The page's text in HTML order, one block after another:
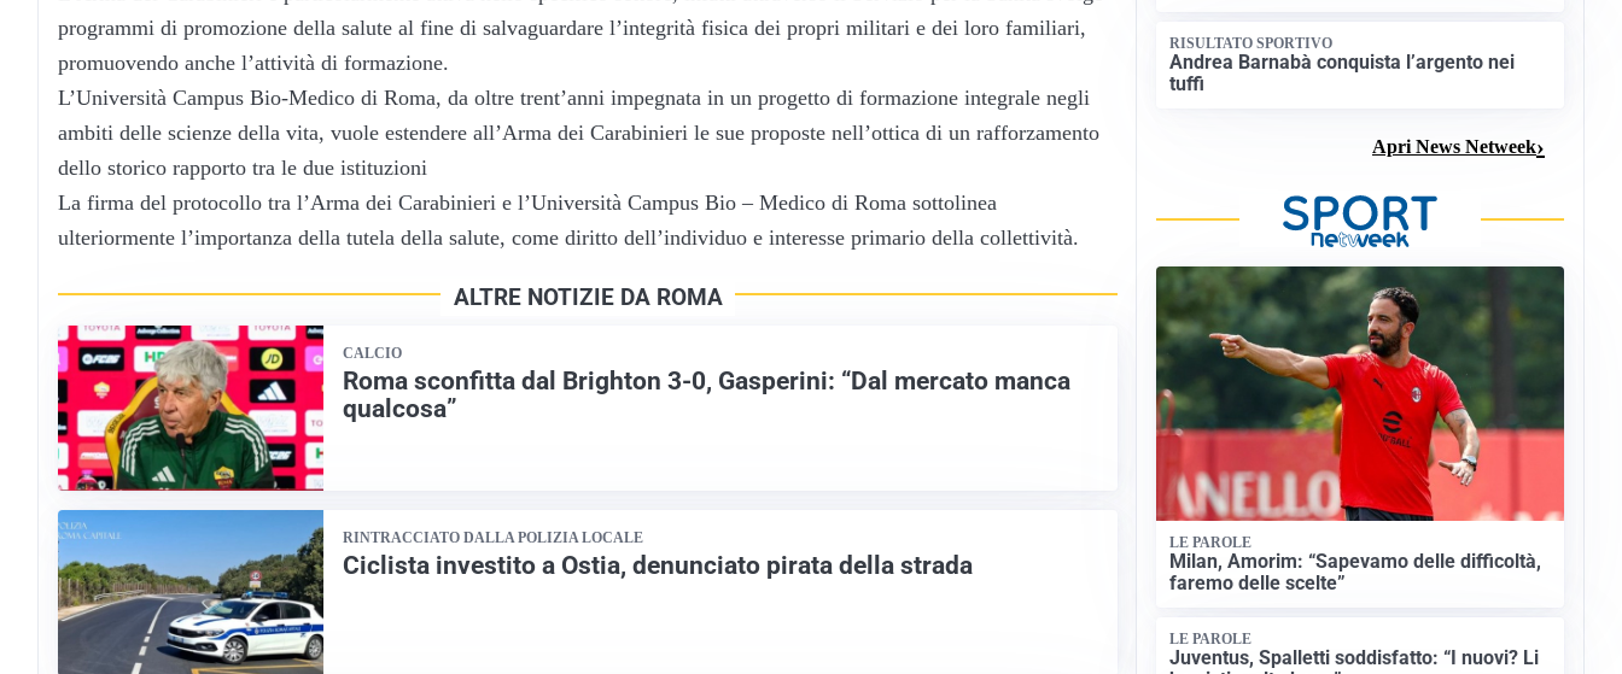
programmi di promozione della salute al fine di salvaguardare l’integrità fisica dei propri militari e dei loro familiari,
promuovendo anche l’attività di formazione.
L’Università Campus Bio-Medico di Roma, da oltre trent’anni impegnata in un progetto di formazione integrale negli
ambiti delle scienze della vita, vuole estendere all’Arma dei Carabinieri le sue proposte nell’ottica di un rafforzamento
dello storico rapporto tra le due istituzioni
La firma del protocollo tra l’Arma dei Carabinieri e l’Università Campus Bio – Medico di Roma sottolinea
ulteriormente l’importanza della tutela della salute, come diritto dell’individuo e interesse primario della collettività.
ALTRE NOTIZIE DA ROMA
CALCIO
Roma sconfitta dal Brighton 3-0, Gasperini: “Dal mercato manca
qualcosa”
RINTRACCIATO DALLA POLIZIA LOCALE
Ciclista investito a Ostia, denunciato pirata della strada
RISULTATO SPORTIVO
Andrea Barnabà conquista l’argento nei
tuffi
Apri News Netweek
LE PAROLE
Milan, Amorim: “Sapevamo delle difficoltà,
faremo delle scelte”
LE PAROLE
Juventus, Spalletti soddisfatto: “I nuovi? Li